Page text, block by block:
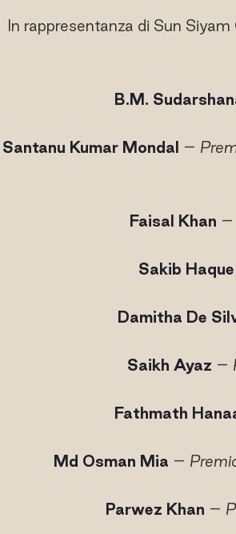
In rappresentanza di Sun
B.M.
Santanu Kumar Mondal –
Faisal Khan –
Sakib Haque
Damitha De
Saikh Ayaz –
Fathmath
Md Osman Mia –
Parwez Khan –